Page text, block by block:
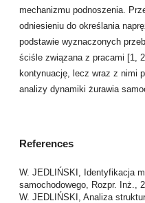
mechanizmu podnoszenia.
odniesieniu do określania
podstawie wyznaczonych
ściśle związana z pracami [1,
kontynuację, lecz wraz z nimi
analizy dynamiki żurawia
References
W. JEDLIŃSKI, Identyfikacja
samochodowego, Rozpr. Inż.,
W. JEDLIŃSKI, Analiza